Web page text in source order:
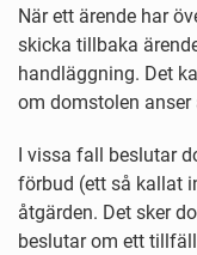
När ett ärende har
skicka tillbaka
handläggning. Det
om domstolen anser
I vissa fall beslutar
förbud (ett så kallat
åtgärden. Det sker
beslutar om ett